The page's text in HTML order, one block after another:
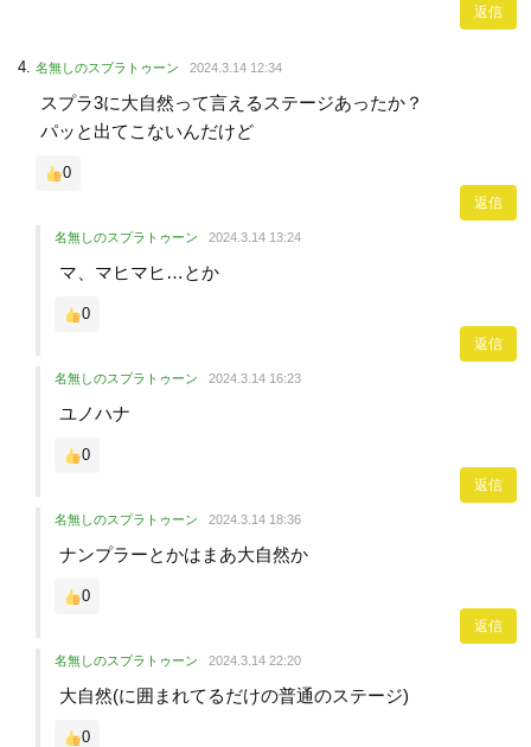
返信
名無しのスプラトゥーン 2024.3.14 12:34
スプラ3に大自然って言えるステージあったか？
パッと出てこないんだけど
0
返信
名無しのスプラトゥーン 2024.3.14 13:24
マ、マヒマヒ…とか
0
返信
名無しのスプラトゥーン 2024.3.14 16:23
ユノハナ
0
返信
名無しのスプラトゥーン 2024.3.14 18:36
ナンプラーとかはまあ大自然か
0
返信
名無しのスプラトゥーン 2024.3.14 22:20
大自然(に囲まれてるだけの普通のステージ)
0